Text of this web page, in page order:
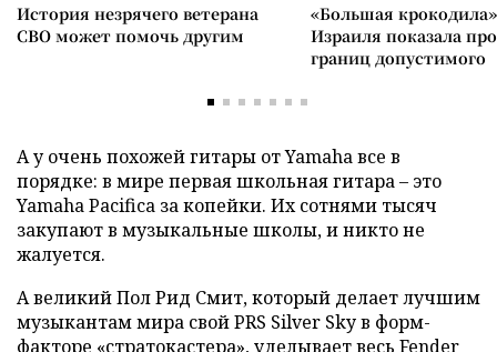
История незрячего ветерана
СВО может помочь другим
«Большая
Израиля показала
границ допустимого
А у очень похожей гитары от Yamaha все в
порядке: в мире первая школьная гитара – это
Yamaha Pacifica за копейки. Их сотнями тысяч
закупают в музыкальные школы, и никто не
жалуется.
А великий Пол Рид Смит, который делает лучшим
музыкантам мира свой PRS Silver Sky в форм-
факторе «стратокастера», уделывает весь Fender